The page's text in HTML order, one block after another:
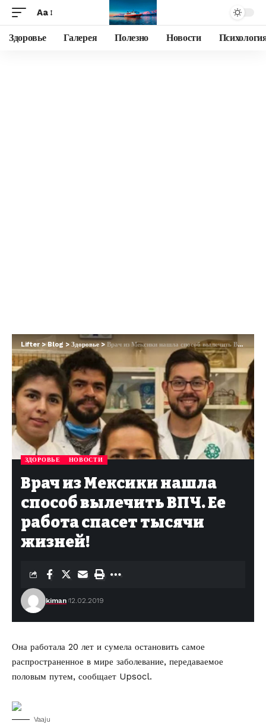
Aa
Здоровье Галерея Полезно Новости
Lifter>Blog > Здоровье>Врач из Мексики нашла способ вылечить ВПЧ. Ее работа спасет тысячи жизней!
ЗДОРОВЬЕ НОВОСТИ
Врач из Мексики нашла
способ вылечить ВПЧ. Ее
работа спасет тысячи
жизней!
kiman 12.02.2019
Она работала 20 лет и сумела остановить самое
распространенное в мире заболевание, передаваемое
половым путем, сообщает Upsocl.
Vaaju